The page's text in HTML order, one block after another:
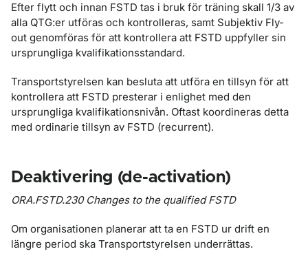
Efter flytt och innan FSTD tas i bruk för träning skall 1/3 av
alla QTG:er utföras och kontrolleras, samt Subjektiv Fly-
out genomföras för att kontrollera att FSTD uppfyller sin
ursprungliga kvalifikationsstandard.
Transportstyrelsen kan besluta att utföra en tillsyn för att
kontrollera att FSTD presterar i enlighet med den
ursprungliga kvalifikationsnivån. Oftast koordineras detta
med ordinarie tillsyn av FSTD (recurrent).
Deaktivering (de-activation)
ORA.FSTD.230 Changes to the qualified FSTD
Om organisationen planerar att ta en FSTD ur drift en
längre period ska Transportstyrelsen underrättas.